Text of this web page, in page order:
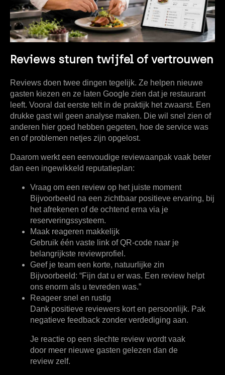
Reviews sturen twijfel of vertrouwen
Reviews doen twee dingen tegelijk. Ze helpen nieuwe
gasten kiezen en ze laten Google zien dat je restaurant
leeft. Vooral dat eerste telt in de praktijk het zwaarst. Een
drukke gast wil geen analyse maken. Die wil snel zien of
anderen hier goed hebben gegeten, hoe de service was
en of problemen netjes zijn opgelost.
Daarom werkt een eenvoudige reviewaanpak vaak beter
dan een ingewikkeld reputatieplan:
Vraag om een review op het juiste moment
Bijvoorbeeld na een zichtbaar positieve ervaring, bij
het afrekenen of de ochtend erna via je
reserveringssysteem.
Maak reageren makkelijk
Gebruik één vaste link of QR-code naar je
belangrijkste reviewprofiel.
Geef je team een korte, natuurlijke zin
Bijvoorbeeld: “Fijn dat u er was. Een review helpt
ons enorm als u tevreden was.”
Reageer snel en rustig
Dank positieve reviewers kort en persoonlijk. Pak
negatieve feedback zonder verdediging aan.
Je reactie op een slechte review wordt vaak
door meer nieuwe gasten gelezen dan de
review zelf.